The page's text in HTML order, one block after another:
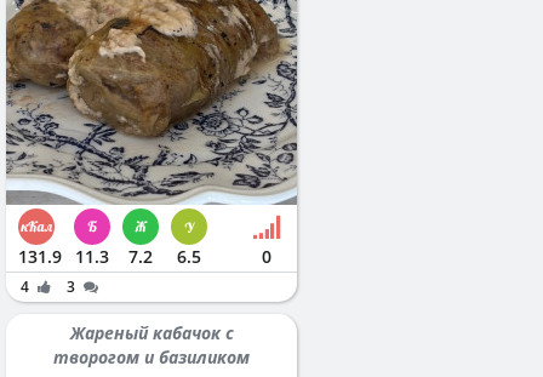
131.9 11.3 7.2 6.5 0
4 3
Жареный кабачок с
творогом и базиликом